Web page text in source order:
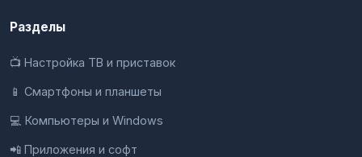
Разделы
📺 Настройка ТВ и приставок
📱 Смартфоны и планшеты
💻 Компьютеры и Windows
📲 Приложения и софт